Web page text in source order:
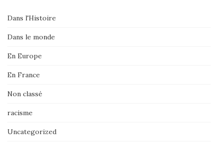
Dans l'Histoire
Dans le monde
En Europe
En France
Non classé
racisme
Uncategorized